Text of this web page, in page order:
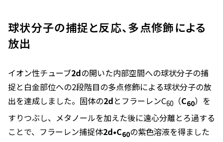
球状分子の捕捉と反応、多点修飾による
放出
イオン性チューブ2dの開いた内部空間への球状分子の捕
捉と白金部位への2段階目の多点修飾による球状分子の放
出を達成しました。固体の2dとフラーレンC60 （C60）を
すりつぶし、メタノールを加えた後に遠心分離とろ過する
ことで、フラーレン捕捉体2d•C60の紫色溶液を得ました